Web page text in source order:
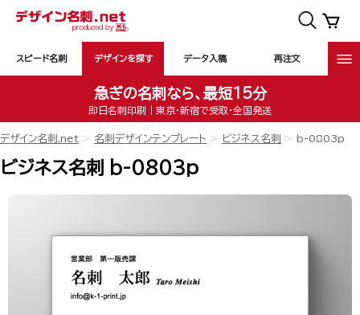
スピード名刺 デザインを探す データ入稿 再注文
急ぎの名刺なら、最短15分
即日名刺印刷｜東京・新宿で受取・全国発送
デザイン名刺.net 名刺デザインテンプレート ビジネス名刺 b-0803p
ビジネス名刺 b-0803p